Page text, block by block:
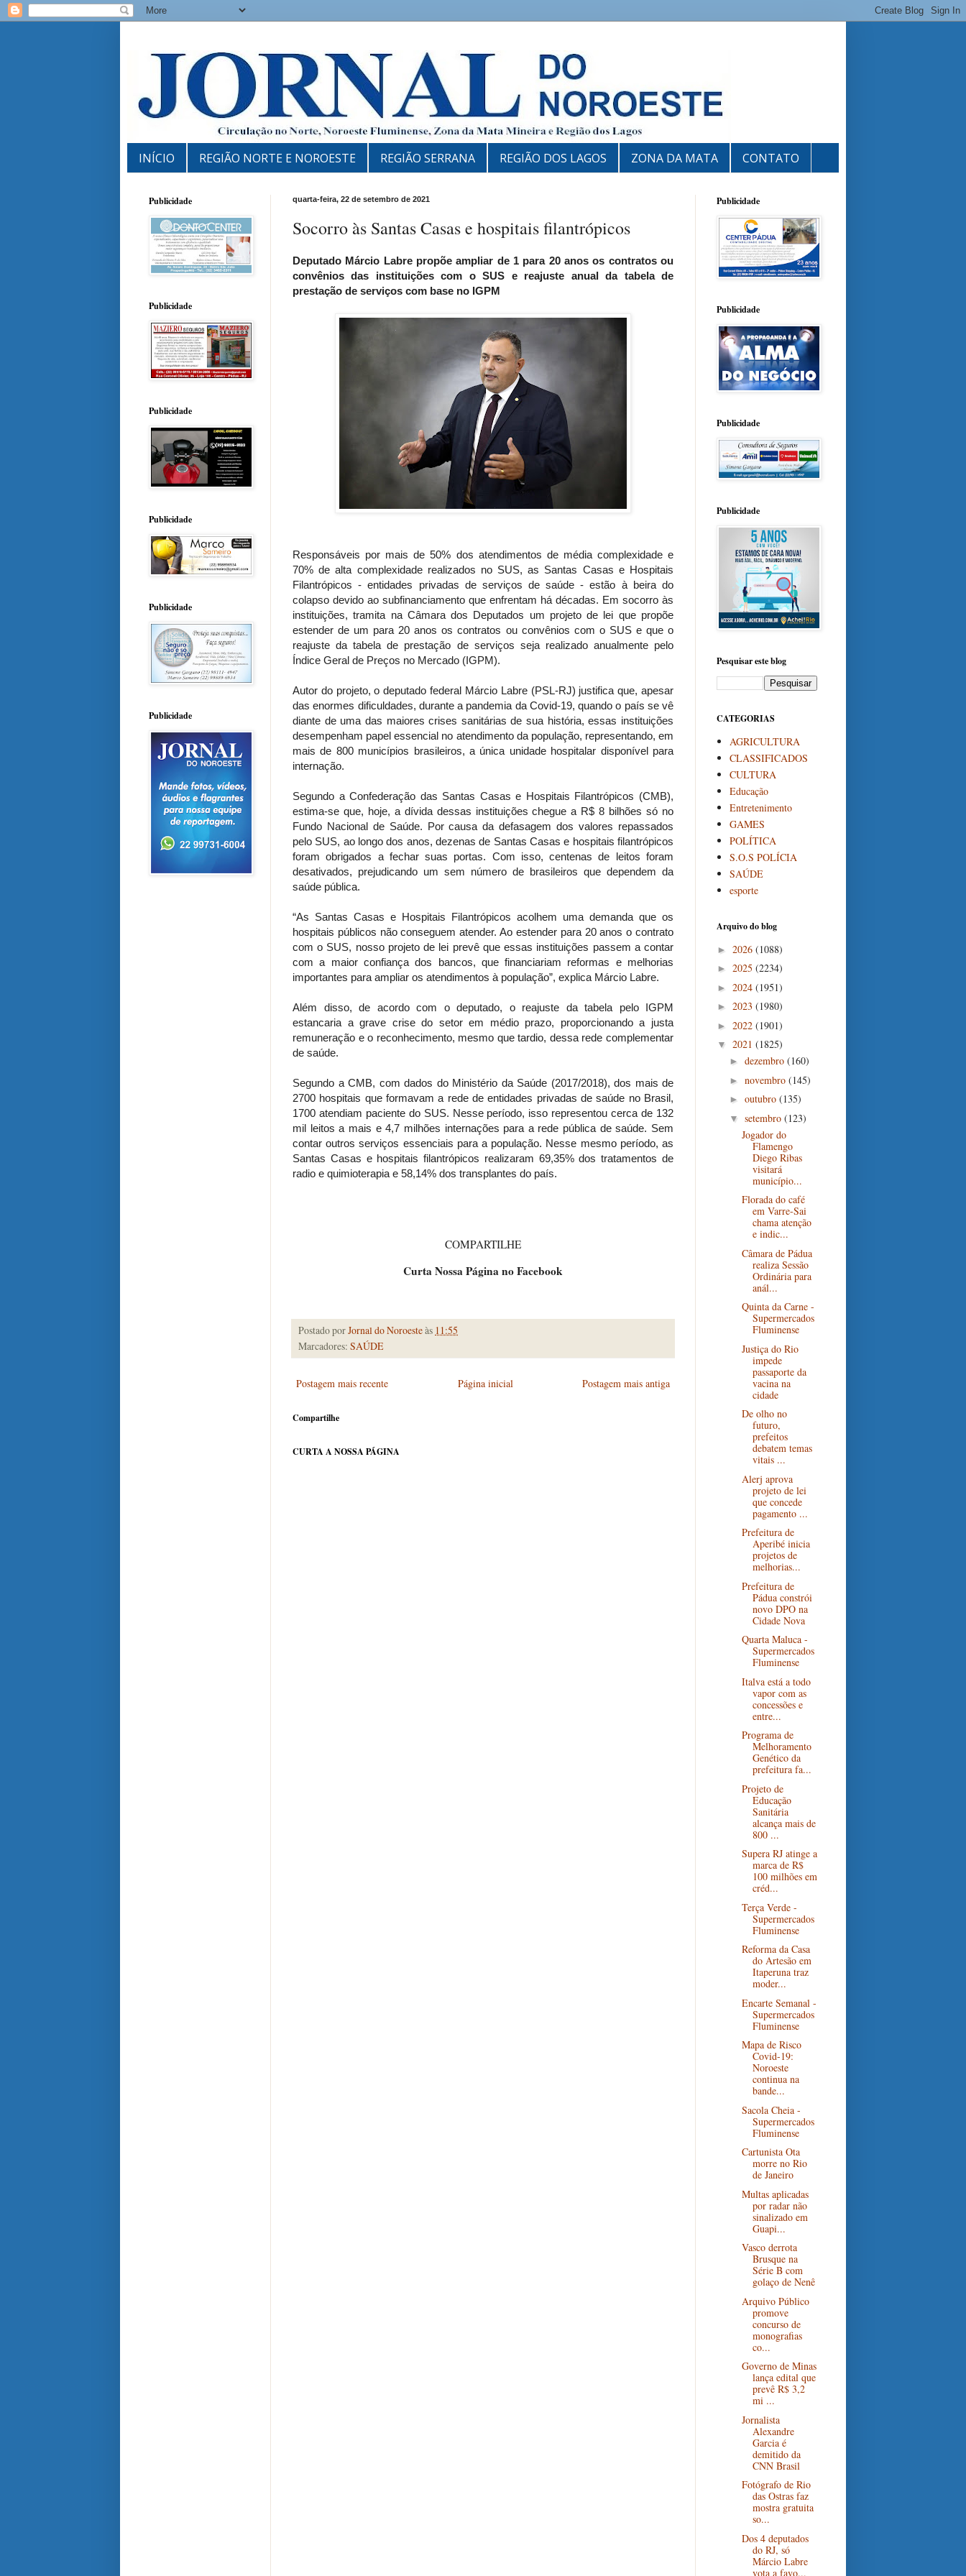
INÍCIO REGIÃO NORTE E NOROESTE REGIÃO SERRANA REGIÃO DOS LAGOS ZONA DA MATA CONTATO
quarta-feira, 22 de setembro de 2021
Socorro às Santas Casas e hospitais filantrópicos
Deputado Márcio Labre propõe ampliar de 1 para 20 anos os contratos ou
convênios das instituições com o SUS e reajuste anual da tabela de
prestação de serviços com base no IGPM
Responsáveis por mais de 50% dos atendimentos de média complexidade e
70% de alta complexidade realizados no SUS, as Santas Casas e Hospitais
Filantrópicos - entidades privadas de serviços de saúde - estão à beira do
colapso devido ao subfinanciamento que enfrentam há décadas. Em socorro às
instituições, tramita na Câmara dos Deputados um projeto de lei que propõe
estender de um para 20 anos os contratos ou convênios com o SUS e que o
reajuste da tabela de prestação de serviços seja realizado anualmente pelo
Índice Geral de Preços no Mercado (IGPM).
Autor do projeto, o deputado federal Márcio Labre (PSL-RJ) justifica que, apesar
das enormes dificuldades, durante a pandemia da Covid-19, quando o país se vê
diante de uma das maiores crises sanitárias de sua história, essas instituições
desempenham papel essencial no atendimento da população, representando, em
mais de 800 municípios brasileiros, a única unidade hospitalar disponível para
internação.
Segundo a Confederação das Santas Casas e Hospitais Filantrópicos (CMB),
estima-se que, hoje, a dívida dessas instituições chegue a R$ 8 bilhões só no
Fundo Nacional de Saúde. Por causa da defasagem dos valores repassados
pelo SUS, ao longo dos anos, dezenas de Santas Casas e hospitais filantrópicos
foram obrigados a fechar suas portas. Com isso, centenas de leitos foram
desativados, prejudicando um sem número de brasileiros que dependem da
saúde pública.
“As Santas Casas e Hospitais Filantrópicos acolhem uma demanda que os
hospitais públicos não conseguem atender. Ao estender para 20 anos o contrato
com o SUS, nosso projeto de lei prevê que essas instituições passem a contar
com a maior confiança dos bancos, que financiariam reformas e melhorias
importantes para ampliar os atendimentos à população”, explica Márcio Labre.
Além disso, de acordo com o deputado, o reajuste da tabela pelo IGPM
estancaria a grave crise do setor em médio prazo, proporcionando a justa
remuneração e o reconhecimento, mesmo que tardio, dessa rede complementar
de saúde.
Segundo a CMB, com dados do Ministério da Saúde (2017/2018), dos mais de
2700 hospitais que formavam a rede de entidades privadas de saúde no Brasil,
1700 atendiam paciente do SUS. Nesse período, isso representou cerca de 132
mil leitos a mais e 4,7 milhões internações para a rede pública de saúde. Sem
contar outros serviços essenciais para a população. Nesse mesmo período, as
Santas Casas e hospitais filantrópicos realizaram 69,35% dos tratamentos de
radio e quimioterapia e 58,14% dos transplantes do país.
COMPARTILHE
Curta Nossa Página no Facebook
Postado porJornal do Noroesteàs 11:55
Marcadores: SAÚDE
Postagem mais recente Postagem mais antiga
Página inicial
Compartilhe
CURTA A NOSSA PÁGINA
Publicidade
Publicidade
Publicidade
Publicidade
Publicidade
Publicidade
Publicidade
Publicidade
Publicidade
Publicidade
Pesquisar este blog
CATEGORIAS
AGRICULTURA
CLASSIFICADOS
CULTURA
Educação
Entretenimento
GAMES
POLÍTICA
S.O.S POLÍCIA
SAÚDE
esporte
Arquivo do blog
► 2026 (1088)
► 2025 (2234)
► 2024 (1951)
► 2023 (1980)
► 2022 (1901)
▼ 2021 (1825)
► dezembro (160)
► novembro (145)
► outubro (135)
▼ setembro (123)
Jogador do
Flamengo
Diego Ribas
visitará
município...
Florada do café
em Varre-Sai
chama atenção
e indic...
Câmara de Pádua
realiza Sessão
Ordinária para
anál...
Quinta da Carne -
Supermercados
Fluminense
Justiça do Rio
impede
passaporte da
vacina na
cidade
De olho no
futuro,
prefeitos
debatem temas
vitais ...
Alerj aprova
projeto de lei
que concede
pagamento ...
Prefeitura de
Aperibé inicia
projetos de
melhorias...
Prefeitura de
Pádua constrói
novo DPO na
Cidade Nova
Quarta Maluca -
Supermercados
Fluminense
Italva está a todo
vapor com as
concessões e
entre...
Programa de
Melhoramento
Genético da
prefeitura fa...
Projeto de
Educação
Sanitária
alcança mais de
800 ...
Supera RJ atinge a
marca de R$
100 milhões em
créd...
Terça Verde -
Supermercados
Fluminense
Reforma da Casa
do Artesão em
Itaperuna traz
moder...
Encarte Semanal -
Supermercados
Fluminense
Mapa de Risco
Covid-19:
Noroeste
continua na
bande...
Sacola Cheia -
Supermercados
Fluminense
Cartunista Ota
morre no Rio
de Janeiro
Multas aplicadas
por radar não
sinalizado em
Guapi...
Vasco derrota
Brusque na
Série B com
golaço de Nenê
Arquivo Público
promove
concurso de
monografias
co...
Governo de Minas
lança edital que
prevê R$ 3,2
mi ...
Jornalista
Alexandre
Garcia é
demitido da
CNN Brasil
Fotógrafo de Rio
das Ostras faz
mostra gratuita
so...
Dos 4 deputados
do RJ, só
Márcio Labre
vota a favo...